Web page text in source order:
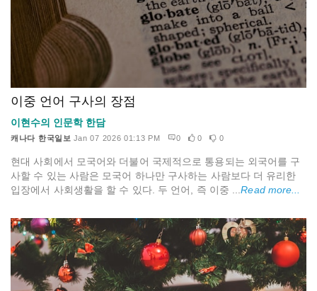
이중 언어 구사의 장점
이현수의 인문학 한담
캐나다 한국일보 Jan 07 2026 01:13 PM 0 0 0
현대 사회에서 모국어와 더불어 국제적으로 통용되는 외국어를 구
사할 수 있는 사람은 모국어 하나만 구사하는 사람보다 더 유리한
입장에서 사회생활을 할 수 있다. 두 언어, 즉 이중 ...Read more...